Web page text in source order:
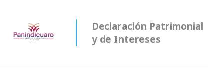
Declaración Patrimonial
y de Intereses